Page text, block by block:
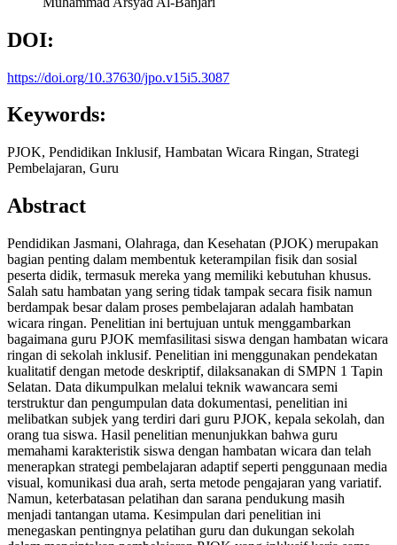
DOI:
https://doi.org/10.37630/jpo.v15i5.3087
Keywords:
PJOK, Pendidikan Inklusif, Hambatan Wicara Ringan, Strategi
Pembelajaran, Guru
Abstract
Pendidikan Jasmani, Olahraga, dan Kesehatan (PJOK) merupakan
bagian penting dalam membentuk keterampilan fisik dan sosial
peserta didik, termasuk mereka yang memiliki kebutuhan khusus.
Salah satu hambatan yang sering tidak tampak secara fisik namun
berdampak besar dalam proses pembelajaran adalah hambatan
wicara ringan. Penelitian ini bertujuan untuk menggambarkan
bagaimana guru PJOK memfasilitasi siswa dengan hambatan wicara
ringan di sekolah inklusif. Penelitian ini menggunakan pendekatan
kualitatif dengan metode deskriptif, dilaksanakan di SMPN 1 Tapin
Selatan. Data dikumpulkan melalui teknik wawancara semi
terstruktur dan pengumpulan data dokumentasi, penelitian ini
melibatkan subjek yang terdiri dari guru PJOK, kepala sekolah, dan
orang tua siswa. Hasil penelitian menunjukkan bahwa guru
memahami karakteristik siswa dengan hambatan wicara dan telah
menerapkan strategi pembelajaran adaptif seperti penggunaan media
visual, komunikasi dua arah, serta metode pengajaran yang variatif.
Namun, keterbatasan pelatihan dan sarana pendukung masih
menjadi tantangan utama. Kesimpulan dari penelitian ini
menegaskan pentingnya pelatihan guru dan dukungan sekolah